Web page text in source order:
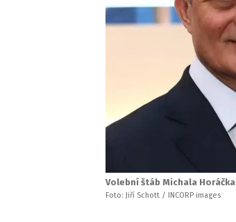
Volební štáb Michala Horáčka
Foto: Jiří Schott / INCORP images